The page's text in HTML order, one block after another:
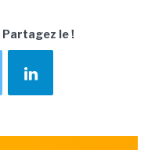
Partagez le !